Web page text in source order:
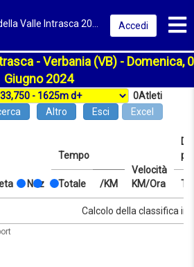
Accedi
- Verbania (VB) - Domenica,
Giugno 2024
0Atleti
Altro Esci Excel
Naz
Tempo
Velocità
KM/Ora
Totale /KM
Tempo
Velocità
Totale /KM
Calcolo della classifica in